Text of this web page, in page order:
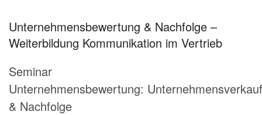
Unternehmensbewertung & Nachfolge –
Weiterbildung Kommunikation im Vertrieb
Seminar
Unternehmensbewertung: Unternehmensverkauf
& Nachfolge